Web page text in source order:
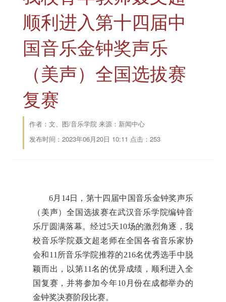
顺利进入第十四届中
国音乐金钟奖声乐
（美声）全国选拔赛
复赛
作者：文、图/音乐学院 来源：新闻中心
发布时间：2023年06月20日 10:11 点击： 253
6月14日，第十四届中国音乐金钟奖声乐
（美声）全国选拔赛在武汉音乐学院编钟音
乐厅圆满落幕。经过5天10场的激烈角逐，我
校音乐学院聂文超老师在全国各省音乐家协
会和11所音乐学院推荐的216名优秀选手中脱
颖而出，以第11名的优异成绩，顺利进入全
国复赛，并将参加今年10月份在成都举办的
金钟奖决赛阶段比赛。